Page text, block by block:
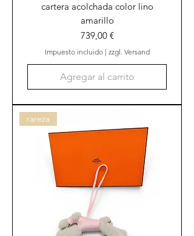
cartera acolchada color lino
amarillo
Precio
739,00 €
Impuesto incluido| zzgl. Versand
Agregar al carrito
rareza